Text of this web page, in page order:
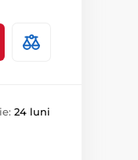
24 luni